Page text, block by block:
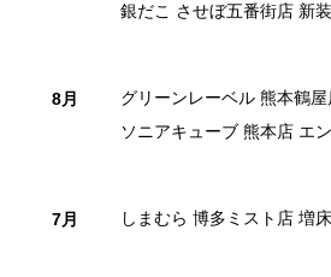
銀だこ させぼ五番街店 新
8月
グリーンレーベル 熊本鶴
ソニアキューブ 熊本店 エ
7月 しまむら 博多ミスト店 増